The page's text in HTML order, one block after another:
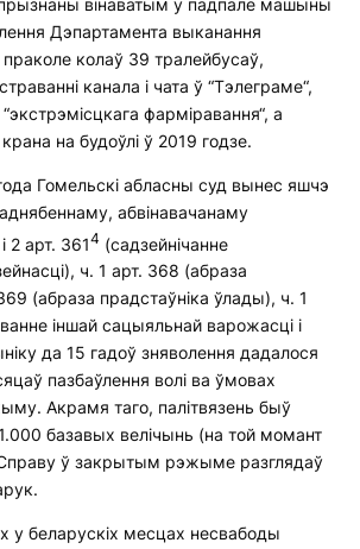
Дэпартамента выканання
колаў 39 тралейбусаў,
канала і чата ў “Тэлеграме“,
фарміравання“, а
на будоўлі ў 2019 годзе.
Гомельскі абласны суд вынес яшчэ
абвінавачанаму
2 арт. 3614 (садзейнічанне
ч. 1 арт. 368 (абраза
(абраза прадстаўніка ўлады), ч. 1
іншай сацыяльнай варожасці і
да 15 гадоў зняволення дадалося
пазбаўлення волі ва ўмовах
Акрамя таго, палітвязень быў
базавых велічынь (на той момант
ў закрытым рэжыме разглядаў
у беларускіх месцах несвабоды